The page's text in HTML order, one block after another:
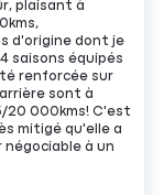
plaisant à
d'origine dont je
saisons équipés
renforcée sur
sont à
20 000kms! C'est
mitigé qu'elle a
à un